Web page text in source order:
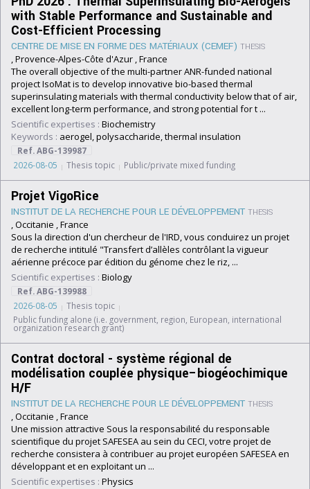
with Stable Performance and Sustainable and
Cost-Efficient Processing
CENTRE DE MISE EN FORME DES MATÉRIAUX (CEMEF) THESIS
, Provence-Alpes-Côte d'Azur , France
The overall objective of the multi-partner ANR-funded national
project IsoMat is to develop innovative bio-based thermal
superinsulating materials with thermal conductivity below that of air,
excellent long-term performance, and strong potential for t ...
Scientific expertises : Biochemistry
Keywords : aerogel, polysaccharide, thermal insulation
Ref. ABG-139987
2026-08-05
Thesis topic Public/private mixed funding
Projet VigoRice
INSTITUT DE LA RECHERCHE POUR LE DÉVELOPPEMENT THESIS
, Occitanie , France
Sous la direction d'un chercheur de l'IRD, vous conduirez un projet
de recherche intitulé "Transfert d’allèles contrôlant la vigueur
aérienne précoce par édition du génome chez le riz, ...
Scientific expertises : Biology
Ref. ABG-139988
2026-08-05
Thesis topic
Public funding alone (i.e. government, region, European, international
organization research grant)
Contrat doctoral - système régional de
modélisation couplée physique–biogéochimique
H/F
INSTITUT DE LA RECHERCHE POUR LE DÉVELOPPEMENT THESIS
, Occitanie , France
Une mission attractive Sous la responsabilité du responsable
scientifique du projet SAFESEA au sein du CECI, votre projet de
recherche consistera à contribuer au projet européen SAFESEA en
développant et en exploitant un ...
Scientific expertises : Physics